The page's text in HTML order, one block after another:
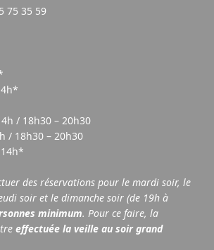
75 35 59
/ 18h30 – 20h30
/ 18h30 – 20h30
des réservations pour le mardi soir, le
soir et le dimanche soir (de 19h à
minimum. Pour ce faire, la
effectuée la veille au soir grand